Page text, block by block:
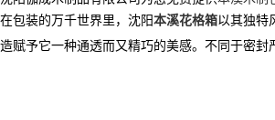
在包装的万千世界里，沈阳本溪花格箱以其独特
造赋予它一种通透而又精巧的美感。不同于密封